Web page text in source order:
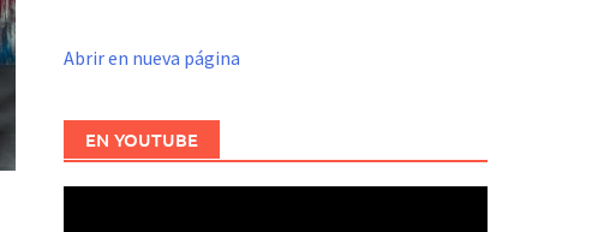
Abrir en nueva página
EN YOUTUBE